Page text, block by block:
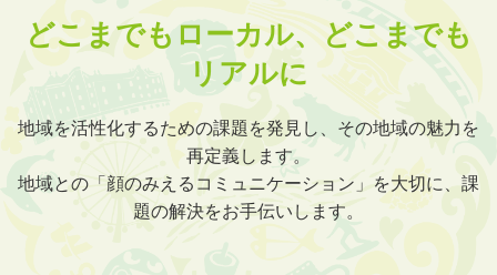
どこまでもローカル、どこまでも
リアルに
地域を活性化するための課題を発見し、その地域の魅力を
再定義します。
地域との「顔のみえるコミュニケーション」を大切に、課
題の解決をお手伝いします。
研修・セミナー
新着情報
お問い合わせ